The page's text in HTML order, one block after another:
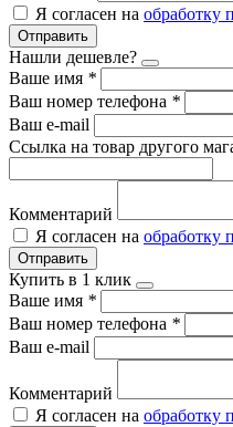
Я согласен на обработку
Отправить
Нашли дешевле?
Ваше имя *
Ваш номер телефона *
Ваш e-mail
Ссылка на товар другого
Комментарий
Я согласен на обработку
Отправить
Купить в 1 клик
Ваше имя *
Ваш номер телефона *
Ваш e-mail
Комментарий
Я согласен на обработку